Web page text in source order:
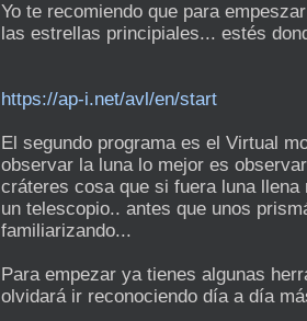
Yo te recomiendo que para
las estrellas principiales... estés
https://ap-i.net/avl/en/start
El segundo programa es el Virtual
observar la luna lo mejor es
cráteres cosa que si fuera luna
un telescopio.. antes que unos
familiarizando...
Para empezar ya tienes algunas
olvidará ir reconociendo día a día